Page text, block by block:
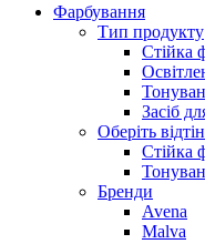
Фарбування
Тип продукту
Стійка
Засіб
Оберіть
Стійка
Бренди
Avena
Malva